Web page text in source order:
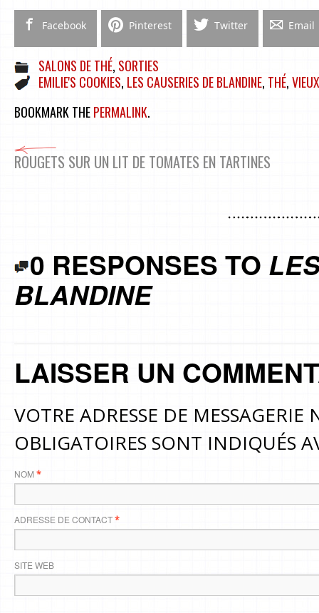
Facebook Pinterest Twitter Email
SALONS DE THÉ, SORTIES
EMILIE'S COOKIES, LES CAUSERIES DE BLANDINE, THÉ,
BOOKMARK THEPERMALINK.
ROUGETS SUR UN LIT DE TOMATES EN TARTINES
0 RESPONSES TO
BLANDINE
LAISSER UN
VOTRE ADRESSE DE MESSAGERIE
OBLIGATOIRES SONT INDIQUÉS
NOM *
ADRESSE DE CONTACT*
SITE WEB